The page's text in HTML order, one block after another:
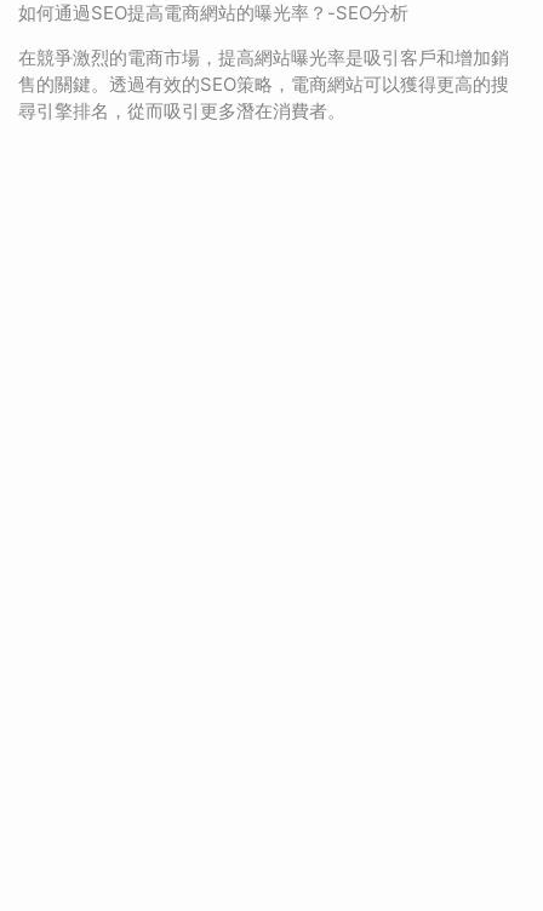
如何通過SEO提高電商網站的曝光率？-SEO分析
在競爭激烈的電商市場，提高網站曝光率是吸引客戶和增加銷
售的關鍵。透過有效的SEO策略，電商網站可以獲得更高的搜
尋引擎排名，從而吸引更多潛在消費者。